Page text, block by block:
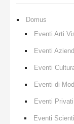
Domus
Eventi Arti
Eventi
Eventi
Eventi di
Eventi Privati
Eventi